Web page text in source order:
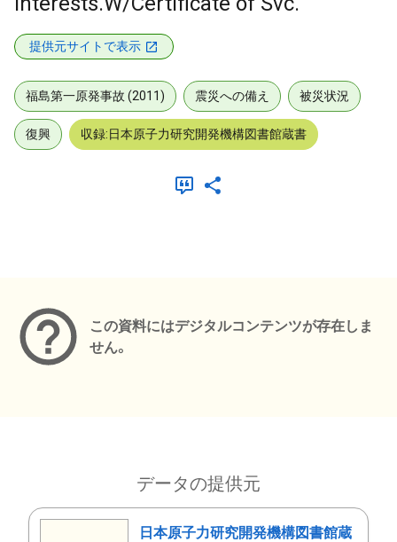
提供元サイトで表示
福島第一原発事故 (2011) 震災への備え 被災状況
復興 収録:日本原子力研究開発機構図書館蔵書
この資料にはデジタルコンテンツが存在しま
せん。
データの提供元
日本原子力研究開発機構図書館蔵